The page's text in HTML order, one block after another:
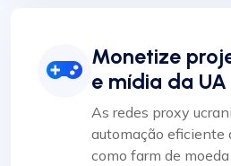
Monetize
e mídia da UA
As redes proxy
automação eficiente
como farm de